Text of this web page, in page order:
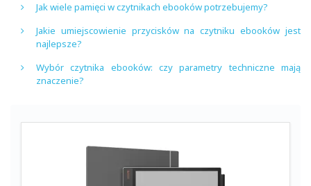
Jak wiele pamięci w czytnikach ebooków potrzebujemy?
Jakie umiejscowienie przycisków na czytniku ebooków jest
najlepsze?
Wybór czytnika ebooków: czy parametry techniczne mają
znaczenie?